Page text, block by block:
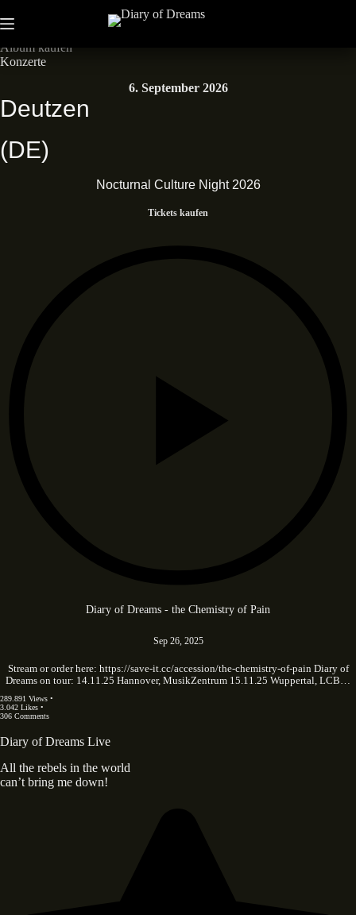
Inhalt
Neues Album • Dead End Dreams • Out now
Album kaufen
Konzerte
6. September 2026
Deutzen
(DE)
Nocturnal Culture Night 2026
Tickets kaufen
Diary of Dreams - the Chemistry of Pain
Sep 26, 2025
Stream or order here: https://save-it.cc/accession/the-chemistry-of-pain Diary of
Dreams on tour: 14.11.25 Hannover, MusikZentrum 15.11.25 Wuppertal, LCB…
289.891 Views •
3.042 Likes •
306 Comments
Diary of Dreams Live
All the rebels in the world
can’t bring me down!